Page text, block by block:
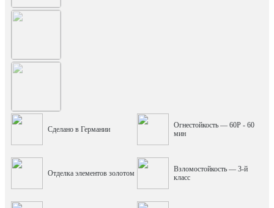
Сделано в Германии
Огнестойкость — 60P - 60
мин
Отделка элементов золотом
Взломостойкость — 3-й
класс